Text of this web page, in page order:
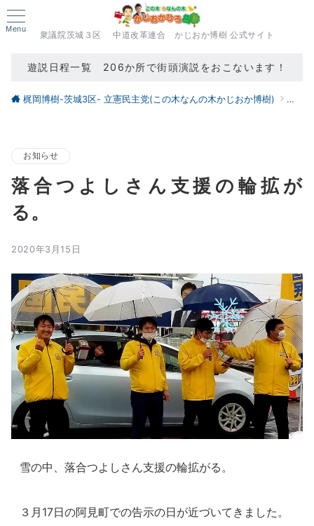
Menu
衆議院茨城３区 中道改革連合 かじおか博樹 公式サイト
遊説日程一覧 206か所で街頭演説をおこないます！
梶岡博樹-茨城3区- 立憲民主党(この木なんの木かじおか博樹) ブロ
お知らせ
落合つよしさん支援の輪拡が
る。
2020年3月15日
雪の中、落合つよしさん支援の輪拡がる。
３月17日の阿見町での告示の日が近づいてきました。